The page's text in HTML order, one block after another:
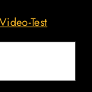
Test